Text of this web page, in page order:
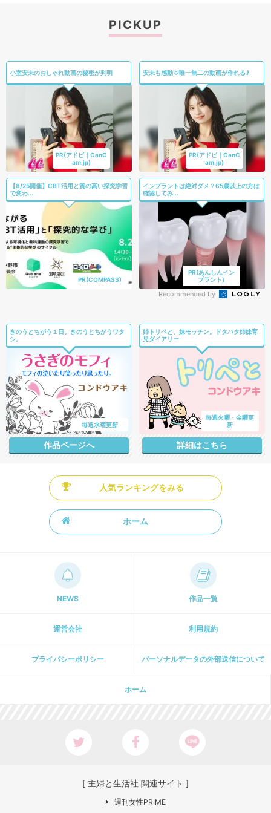
PICKUP
小室安未のおしゃれ動画の秘密が判明
PR(アドビ｜CanC
am.jp)
安未も感動♡唯一無二の動画が作れる♪
PR(アドビ｜CanC
am.jp)
【8/25開催】CBT活用と質の高い探究学習
で変わ...
PR(COMPASS)
インプラントは絶対ダメ？65歳以上の方は
確認してみ...
PR(あんしんイン
プラント)
Recommended by
きのうとちがう１日。きのうとちがうワタ
シ。
毎週水曜更新
作品ページへ
姉トリペと、妹モッチン。ドタバタ姉妹育
児ダイアリー
毎週火曜・金曜更
新
詳細はこちら
人気ランキングをみる
ホーム
NEWS 作品一覧
運営会社 利用規約
プライパシーポリシー パーソナルデータの外部送信について
ホーム
[ 主婦と生活社 関連サイト ]
週刊女性PRIME